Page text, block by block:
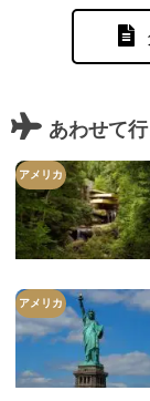
あわせて
アメリカ
アメリカ